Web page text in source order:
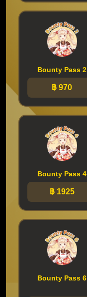
Bounty Pass 2
฿ 970
Bounty Pass 4
฿ 1925
Bounty Pass 6